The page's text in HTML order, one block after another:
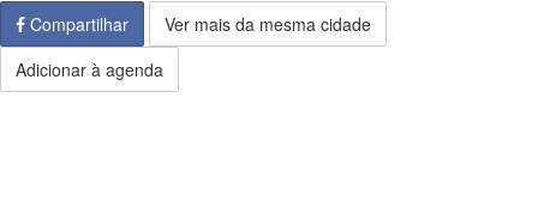
Compartilhar
Ver mais da mesma cidade
Adicionar à agenda